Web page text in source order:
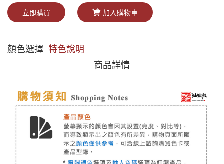
立即購買 加入購物車
顏色選擇 特色說明
商品詳情